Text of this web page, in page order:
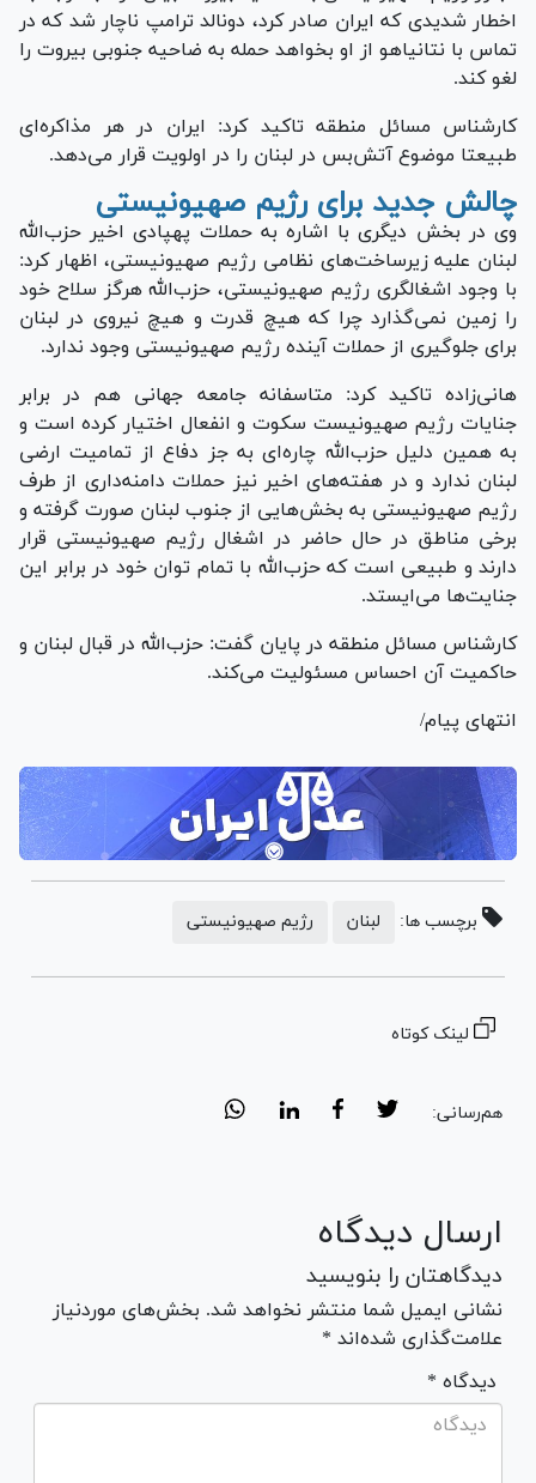
اخطار شدیدی که ایران صادر کرد، دونالد ترامپ ناچار شد که در
تماس با نتانیاهو از او بخواهد حمله به ضاحیه جنوبی بیروت را
لغو کند.
کارشناس مسائل منطقه تاکید کرد: ایران در هر مذاکره‌ای
طبیعتا موضوع آتش‌بس در لبنان را در اولویت قرار می‌دهد.
چالش جدید برای رژیم صهیونیستی
وی در بخش دیگری با اشاره به حملات پهپادی اخیر حزب‌الله
لبنان علیه زیرساخت‌های نظامی رژیم صهیونیستی، اظهار کرد:
با وجود اشغالگری رژیم صهیونیستی، حزب‌الله هرگز سلاح خود
را زمین نمی‌گذارد چرا که هیچ قدرت و هیچ نیروی در لبنان
برای جلوگیری از حملات آینده رژیم صهیونیستی وجود ندارد.
هانی‌زاده تاکید کرد: متاسفانه جامعه جهانی هم در برابر
جنایات رژیم صهیونیست سکوت و انفعال اختیار کرده است و
به همین دلیل حزب‌الله چاره‌ای به جز دفاع از تمامیت ارضی
لبنان ندارد و در هفته‌های اخیر نیز حملات دامنه‌داری از طرف
رژیم صهیونیستی به بخش‌هایی از جنوب لبنان صورت گرفته و
برخی مناطق در حال حاضر در اشغال رژیم صهیونیستی قرار
دارند و طبیعی است که حزب‌الله با تمام توان خود در برابر این
جنایت‌ها می‌ایستد.
کارشناس مسائل منطقه در پایان گفت: حزب‌الله در قبال لبنان و
حاکمیت آن احساس مسئولیت می‌کند.
انتهای پیام/
برچسب ها: لبنان رژیم صهیونیستی
لینک کوتاه
هم‌رسانی:
ارسال دیدگاه
دیدگاهتان را بنویسید
نشانی ایمیل شما منتشر نخواهد شد. بخش‌های موردنیاز
علامت‌گذاری شده‌اند *
* دیدگاه